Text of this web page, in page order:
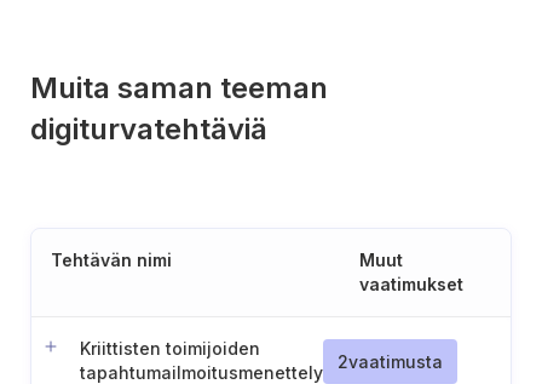
Muita saman teeman
digiturvatehtäviä
Tehtävän nimi
Muut
vaatimukset
Kriittisten toimijoiden
tapahtumailmoitusmenettely
2vaatimusta